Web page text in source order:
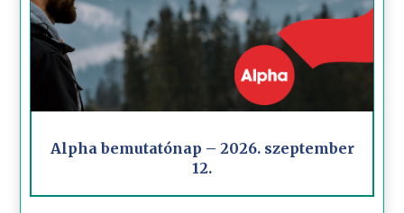
Alpha bemutatónap – 2026. szeptember
12.